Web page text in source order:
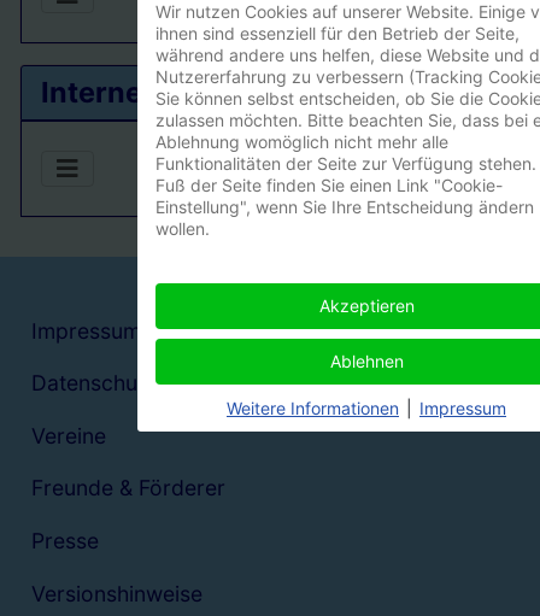
Interner Bereich
Impressum
Datenschutzerklärung
Vereine
Freunde & Förderer
Presse
Versionshinweise
Wir nutzen Cookies auf unserer Website. Einige
ihnen sind essenziell für den Betrieb der Seite,
während andere uns helfen, diese Website und
Nutzererfahrung zu verbessern (Tracking
Sie können selbst entscheiden, ob Sie die
zulassen möchten. Bitte beachten Sie, dass bei
Ablehnung womöglich nicht mehr alle
Funktionalitäten der Seite zur Verfügung stehen.
Fuß der Seite finden Sie einen Link "Cookie-
Einstellung", wenn Sie Ihre Entscheidung ändern
wollen.
Akzeptieren
Ablehnen
Weitere Informationen Impressum